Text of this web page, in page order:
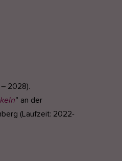
2028).
" an der
(Laufzeit: 2022-